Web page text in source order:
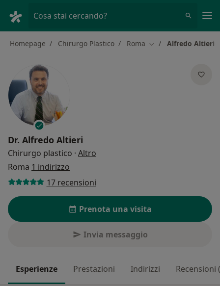
Cosa stai cercando?
Homepage Chirurgo Plastico Roma Cambia città
Alfredo Altieri
Dr. Alfredo Altieri
Chirurgo plastico · Altro
Roma 1 indirizzo
17 recensioni
Prenota una visita
Invia messaggio
Esperienze Prestazioni Indirizzi Recensioni